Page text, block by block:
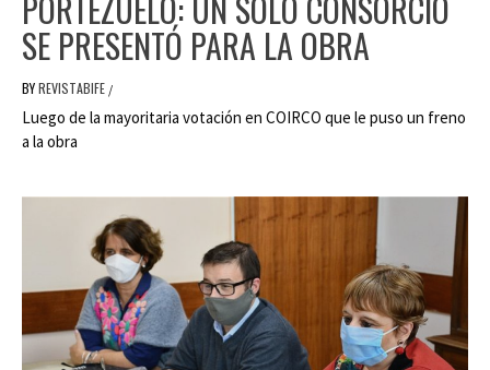
SE PRESENTÓ PARA LA OBRA
BYREVISTABIFE /
Luego de la mayoritaria votación en COIRCO que le puso un freno
a la obra